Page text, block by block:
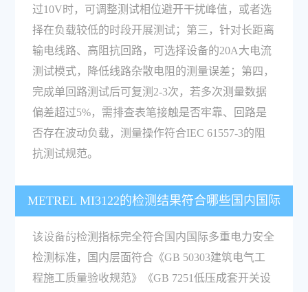
过10V时，可调整测试相位避开干扰峰值，或者选
择在负载较低的时段开展测试；第三，针对长距离
输电线路、高阻抗回路，可选择设备的20A大电流
测试模式，降低线路杂散电阻的测量误差；第四，
完成单回路测试后可复测2-3次，若多次测量数据
偏差超过5%，需排查表笔接触是否牢靠、回路是
否存在波动负载，测量操作符合IEC 61557-3的阻
抗测试规范。
METREL MI3122的检测结果符合哪些国内国际
行业标准？
该设备的检测指标完全符合国内国际多重电力安全
检测标准，国内层面符合《GB 50303建筑电气工
程施工质量验收规范》《GB 7251低压成套开关设